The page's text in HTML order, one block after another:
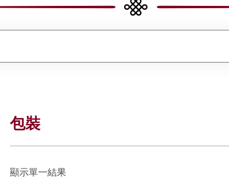
包裝
顯示單一結果